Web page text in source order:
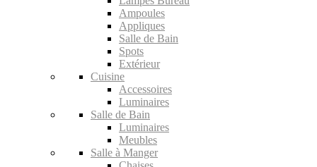
Ampoules
Appliques
Salle de Bain
Spots
Extérieur
Cuisine
Accessoires
Luminaires
Salle de Bain
Luminaires
Meubles
Salle à Manger